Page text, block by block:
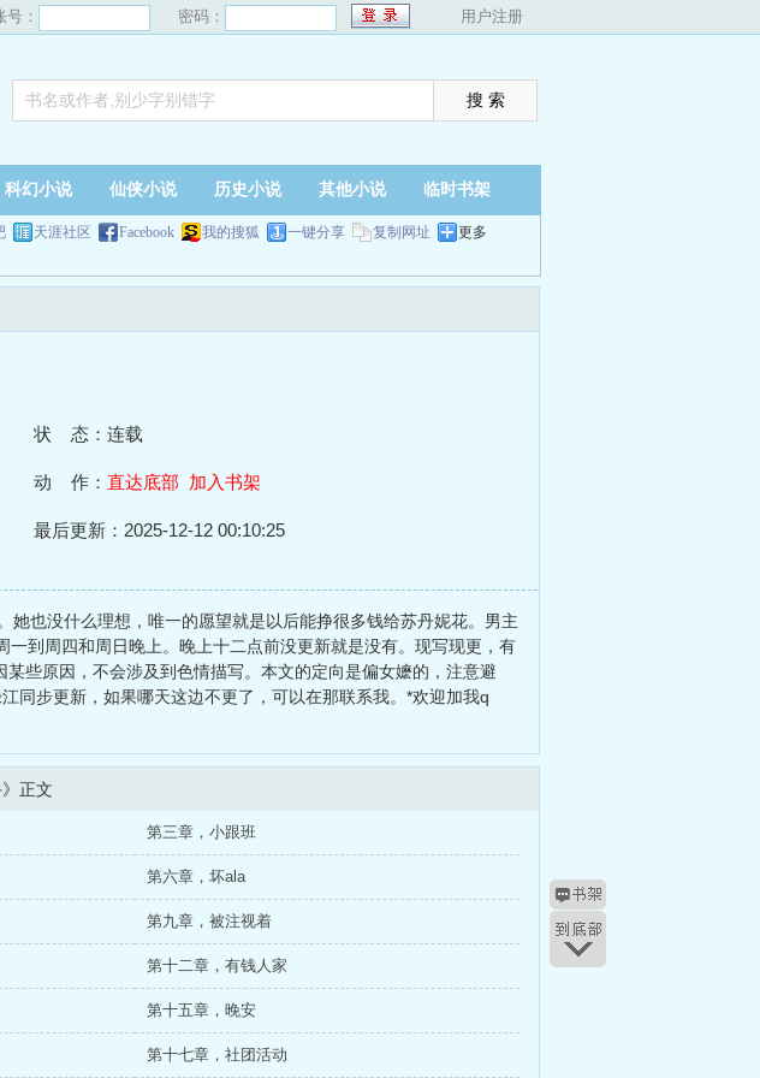
号： 密码： 用户注册
科幻小说 仙侠小说 历史小说 其他小说 临时书架
天涯社区 Facebook 我的搜狐 一键分享 复制网址 更多
状 态：连载
动 作： 直达底部 加入书架
最后更新：2025-12-12 00:10:25
也没什么理想，唯一的愿望就是以后能挣很多钱给苏丹妮花。男主
到周四和周日晚上。晚上十二点前没更新就是没有。现写现更，有
些原因，不会涉及到色情描写。本文的定向是偏女嬷的，注意避
同步更新，如果哪天这边不更了，可以在那联系我。*欢迎加我q
正文
第三章，小跟班
第六章，坏ala
第九章，被注视着
第十二章，有钱人家
第十五章，晚安
第十七章，社团活动